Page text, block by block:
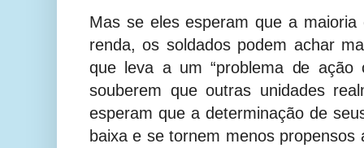
Mas se eles esperam que a
renda, os soldados podem achar
que leva a um “problema de ação
souberem que outras unidades
esperam que a determinação de
baixa e se tornem menos propensos